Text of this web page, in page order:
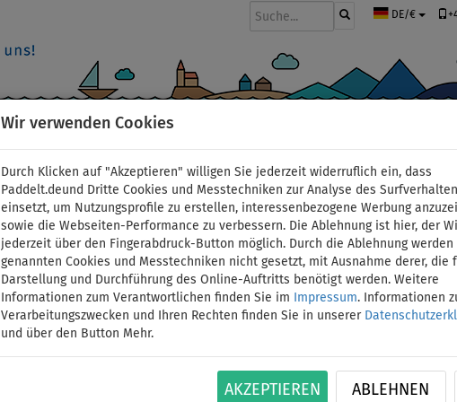
Wir verwenden Cookies
Durch Klicken auf "Akzeptieren" willigen Sie jederzeit widerruflich ein, dass
Paddelt.deund Dritte Cookies und Messtechniken zur Analyse des
einsetzt, um Nutzungsprofile zu erstellen, interessenbezogene Werbung
sowie die Webseiten-Performance zu verbessern. Die Ablehnung ist hier, der
jederzeit über den Fingerabdruck-Button möglich. Durch die Ablehnung werden
genannten Cookies und Messtechniken nicht gesetzt, mit Ausnahme derer, die
Darstellung und Durchführung des Online-Auftritts benötigt werden. Weitere
Informationen zum Verantwortlichen finden Sie im
Impressum. Informationen
Verarbeitungszwecken und Ihren Rechten finden Sie in unserer
und über den Button Mehr.
AKZEPTIEREN ABLEHNEN
DE/€
SUP AQUA MARINA
aufblasbares Stand
Windsurf-Option -
150 kg
SEGEL
VERSAND